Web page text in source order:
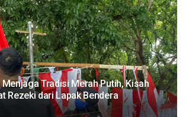
Menjaga Tradisi Merah Putih, Kisah
Rezeki dari Lapak Bendera